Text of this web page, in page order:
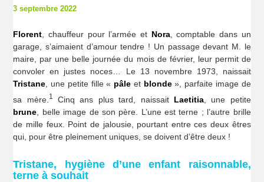
3 septembre 2022
Florent, chauffeur pour l’armée et Nora, comptable dans un
garage, s’aimaient d’amour tendre ! Un passage devant M. le
maire, par une belle journée du mois de février, leur permit de
convoler en justes noces… Le 13 novembre 1973, naissait
Tristane, une petite fille « pâle et blonde», parfaite image de
sa mère. 1 Cinq ans plus tard, naissait Laetitia, une petite
brune , belle image de son père. L’une est terne ; l’autre brille
de mille feux. Point de jalousie, pourtant entre ces deux êtres
qui, pour être pleinement uniques, se doivent d’être deux !
Tristane, hygiène d’une enfant raisonnable,
terne à souhait